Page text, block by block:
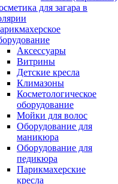
для загара в
Аксессуары
Витрины
Детские кресла
Климазоны
Косметологическое
оборудование
Мойки для волос
Оборудование для
маникюра
Оборудование для
педикюра
Парикмахерские
кресла